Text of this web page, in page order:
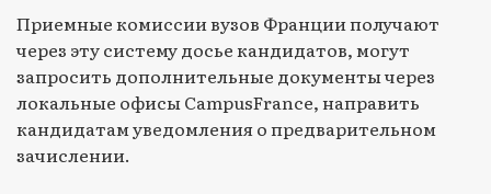
Приемные комиссии вузов Франции получают
через эту систему досье кандидатов, могут
запросить дополнительные документы через
локальные офисы СampusFrance, направить
кандидатам уведомления о предварительном
зачислении.